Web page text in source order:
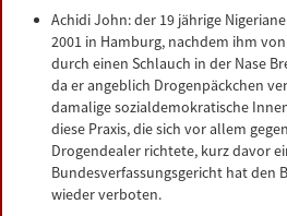
Achidi John: der 19 jährige
2001 in Hamburg, nachdem ihm
durch einen Schlauch in der Nase
da er angeblich Drogenpäckchen
damalige sozialdemokratische
diese Praxis, die sich vor allem
Drogendealer richtete, kurz davor
Bundesverfassungsgericht hat den
wieder verboten.